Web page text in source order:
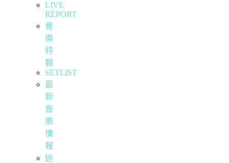
LIVE
REPORT
音
樂
特
輯
SETLIST
最
新
音
樂
情
報
迷